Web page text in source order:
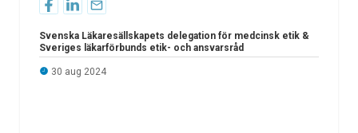
Svenska Läkaresällskapets delegation för medcinsk etik &
Sveriges läkarförbunds etik- och ansvarsråd
30 aug 2024